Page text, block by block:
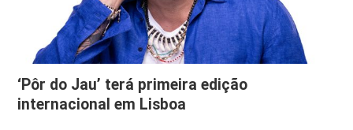
‘Pôr do Jau’ terá primeira edição
internacional em Lisboa